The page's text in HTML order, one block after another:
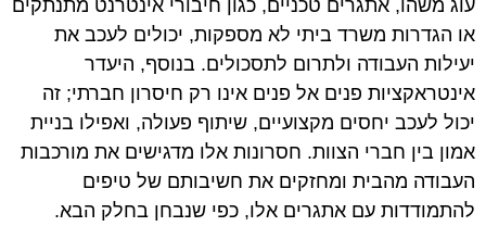
עוג משהו, אתגרים טכניים, כגון חיבורי אינטרנט מתנתקים
או הגדרות משרד ביתי לא מספקות, יכולים לעכב את
יעילות העבודה ולתרום לתסכולים. בנוסף, היעדר
אינטראקציות פנים אל פנים אינו רק חיסרון חברתי; זה
יכול לעכב יחסים מקצועיים, שיתוף פעולה, ואפילו בניית
אמון בין חברי הצוות. חסרונות אלו מדגישים את מורכבות
העבודה מהבית ומחזקים את חשיבותם של טיפים
להתמודדות עם אתגרים אלו, כפי שנבחן בחלק הבא.